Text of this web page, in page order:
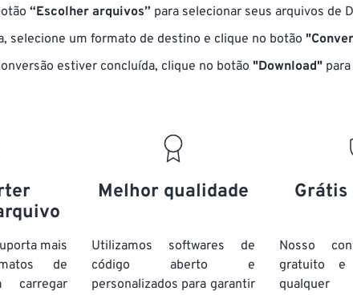
“Escolher arquivos” para selecionar seus arquivos de
selecione um formato de destino e clique no botão
estiver concluída, clique no botão "Download"
mais
de
carregar
Melhor qualidade
Utilizamos softwares de
código aberto e
personalizados para garantir
Grátis
Nosso
gratuito e
qualquer